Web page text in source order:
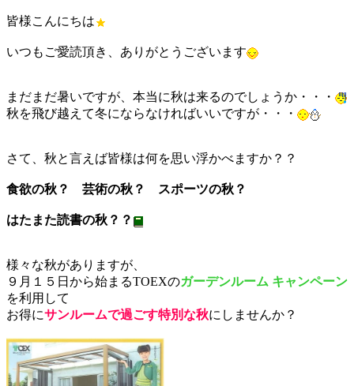
皆様こんにちは
いつもご愛読頂き、ありがとうございます
まだまだ暑いですが、本当に秋は来るのでしょうか・・・
秋を飛び越えて冬にならなければいいですが・・・
さて、秋と言えば皆様は何を思い浮かべますか？？
食欲の秋？ 芸術の秋？ スポーツの秋？
はたまた読書の秋？？
様々な秋がありますが、
９月１５日から始まるTOEXのガーデンルーム キャンペーン
を利用して
お得にサンルームで過ごす特別な秋にしませんか？